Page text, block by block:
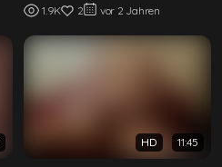
1.9K 2 vor 2 Jahren
HD 11:45